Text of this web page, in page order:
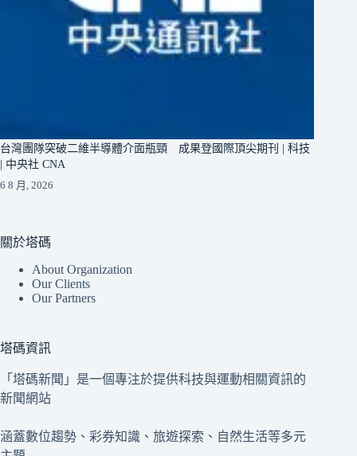
台灣團隊突破二維半導體介面瓶頸 成果登國際頂尖期刊 | 科技
| 中央社 CNA
6 8 月, 2026
關於塔碼
About Organization
Our Clients
Our Partners
塔碼資訊
「塔碼新聞」是一個專注於提供科技與運動相關資訊的
新聞網站
涵蓋數位趨勢、彩券知識、旅遊探索、自然生活等多元